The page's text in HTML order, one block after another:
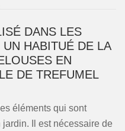
DANS LES
HABITUÉ DE LA
EN
DE TREFUMEL
éléments qui sont
Il est nécessaire de